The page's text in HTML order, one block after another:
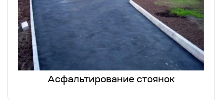
Асфальтирование стоянок